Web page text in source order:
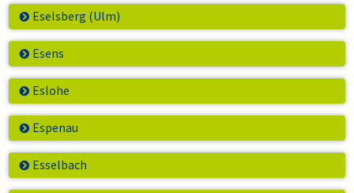
Eselsberg (Ulm)
Esens
Eslohe
Espenau
Esselbach